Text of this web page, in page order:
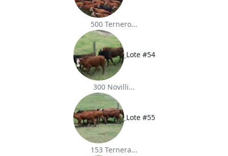
500 Ternero...
Lote #54
300 Novilli...
Lote #55
153 Ternera...